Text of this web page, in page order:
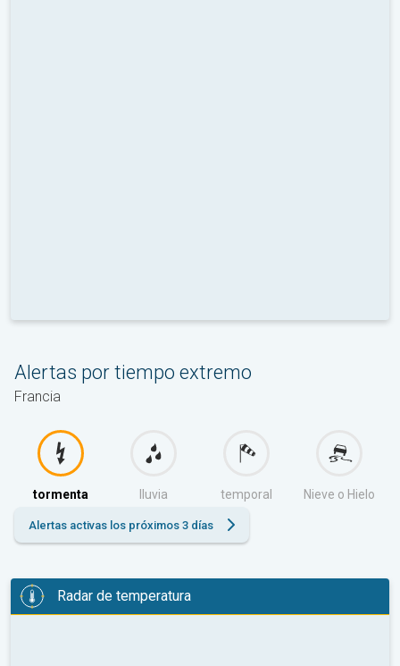
Alertas por tiempo extremo
Francia
tormenta lluvia temporal Nieve o Hielo
Alertas activas los próximos 3 días
Radar de temperatura